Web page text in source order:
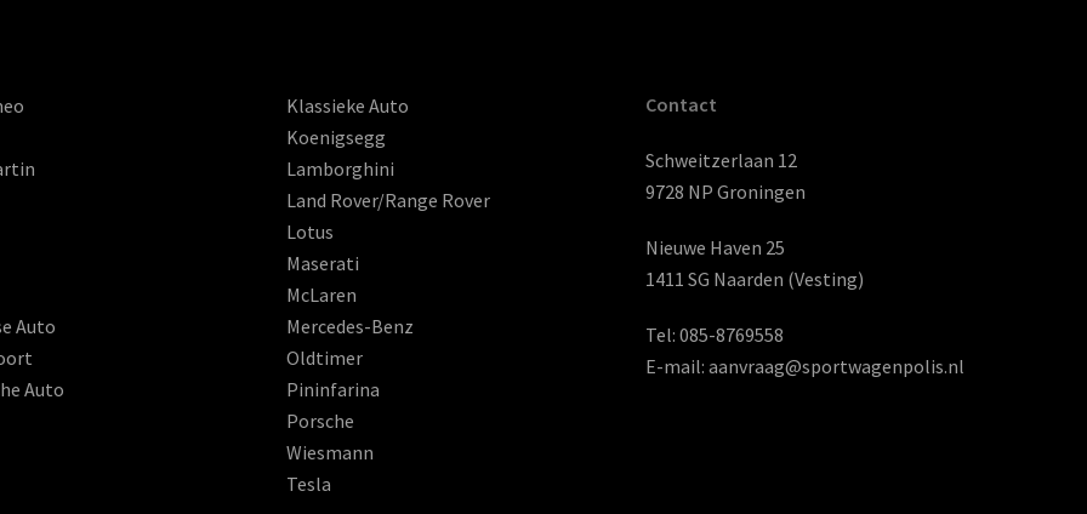
Auto
Auto
Klassieke Auto
Koenigsegg
Lamborghini
Land Rover/Range Rover
Lotus
Maserati
McLaren
Mercedes-Benz
Oldtimer
Pininfarina
Porsche
Wiesmann
Tesla
Contact
Schweitzerlaan 12
9728 NP Groningen
Nieuwe Haven 25
1411 SG Naarden (Vesting)
Tel:085-8769558
E-mail:aanvraag@sportwagenpolis.nl